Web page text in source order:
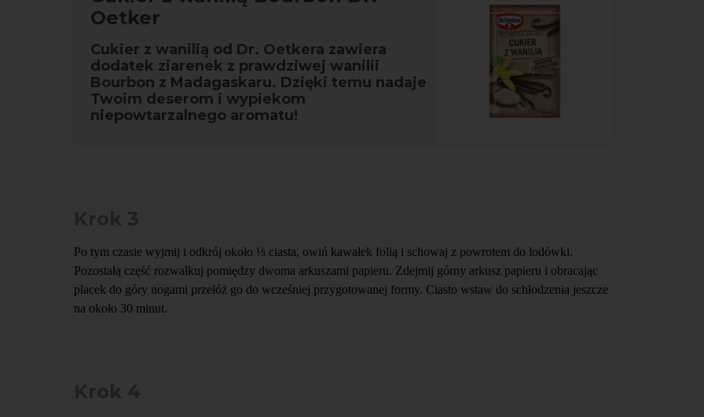
Oetker
Cukier z wanilią od Dr. Oetkera zawiera
dodatek ziarenek z prawdziwej wanilii
Bourbon z Madagaskaru. Dzięki temu nadaje
Twoim deserom i wypiekom
niepowtarzalnego aromatu!
Po tym czasie wyjmij i odkrój około ⅓ ciasta, owiń kawałek folią i schowaj z powrotem do lodówki.
Pozostałą część rozwałkuj pomiędzy dwoma arkuszami papieru. Zdejmij górny arkusz papieru i obracając
placek do góry nogami przełóż go do wcześniej przygotowanej formy. Ciasto wstaw do schłodzenia jeszcze
na około 30 minut.